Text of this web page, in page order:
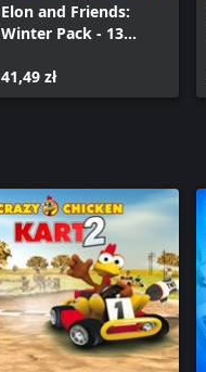
Elon and Friends:
Winter Pack - 13
(Xbox+XPA+PC)
41,49 zł